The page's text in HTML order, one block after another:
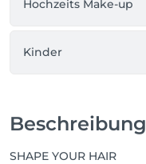
Hochzeits Make-up
Kinder
Beschreibung
SHAPE YOUR HAIR